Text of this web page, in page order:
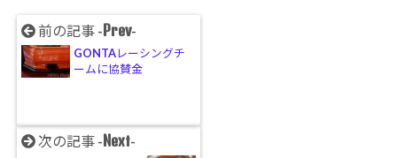
前の記事 - Prev-
GONTAレーシングチ
ームに協賛金
次の記事 - Next-